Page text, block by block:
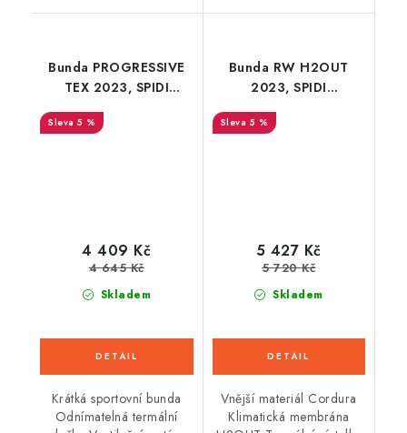
Bunda PROGRESSIVE
TEX 2023, SPIDI
(černá)
5 %
Skladem
4 409 Kč
4 645 Kč
Krátká sportovní bunda
Odnímatelná termální
Bunda RW H2OUT
2023, SPIDI
(černá/modrá)
5 %
Skladem
5 427 Kč
5 720 Kč
Vnější materiál Cordura
Klimatická membrána